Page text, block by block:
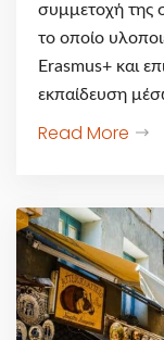
συμμετοχή της
το οποίο
Erasmus+ και
εκπαίδευση
Read More